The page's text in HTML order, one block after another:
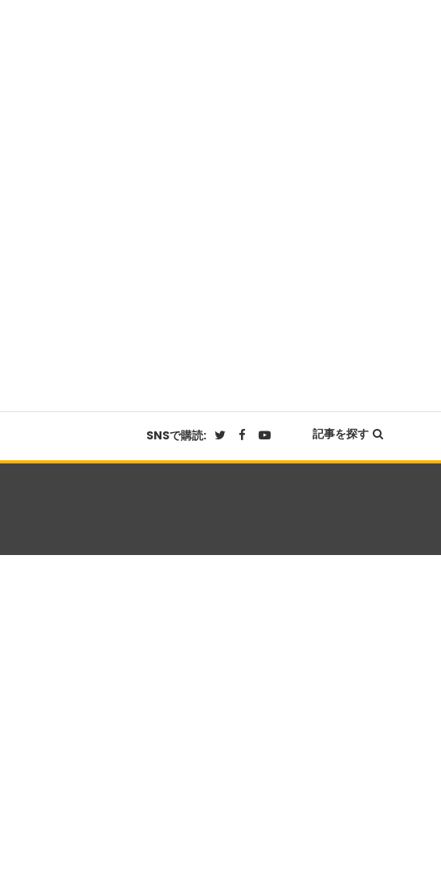
SNSで購読: 記事を探す